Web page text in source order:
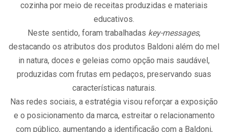
cozinha por meio de receitas produzidas e materiais
educativos.
Neste sentido, foram trabalhadas key-messages,
destacando os atributos dos produtos Baldoni além do mel
in natura, doces e geleias como opção mais saudável,
produzidas com frutas em pedaços, preservando suas
características naturais.
Nas redes sociais, a estratégia visou reforçar a exposição
e o posicionamento da marca, estreitar o relacionamento
com público, aumentando a identificação com a Baldoni,